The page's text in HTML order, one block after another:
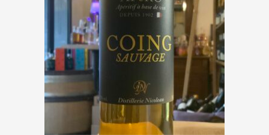
Distillerie Nicoleau « APéRO
Coing Sauvage »
25,00